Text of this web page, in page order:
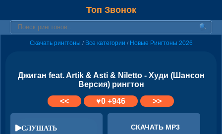
Топ Звонок
Скачать рингтоны / Все категории / Новые Рингтоны 2026
Джиган feat. Artik & Asti & Niletto - Худи (Шансон
Версия) рингтон
<<
♥0+946 >>
СЛУШАТЬ СКАЧАТЬ MP3